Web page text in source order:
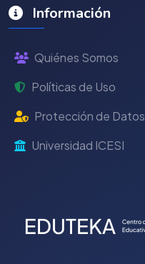
Información
Quiénes Somos
Políticas de Uso
Protección de Datos
Universidad ICESI